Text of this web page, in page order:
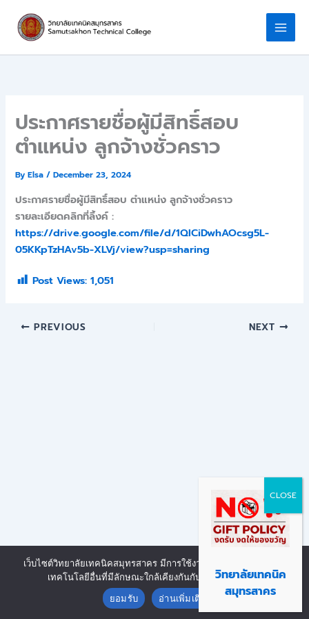
content
ประกาศรายชื่อผู้มีสิทธิ์สอบ
ตำแหน่ง ลูกจ้างชั่วคราว
ByElsa/December 23, 2024
ประกาศรายชื่อผู้มีสิทธิ์สอบ ตำแหน่ง ลูกจ้างชั่วคราว
รายละเอียดคลิกที่ลิ้งค์ :
https://drive.google.com/file/d/1QlCiDwhAOcsg5L-
05KKpTzHAv5b-XLVj/view?usp=sharing
Post Views: 1,051
PREVIOUS NEXT
Copyright © 2026 | Powered by งานศูนย์ข้อมูลสารสนเทศ วิทยาลัย
เทคนิคสมุทรสาคร
วิทยาลัยเทคนิค
สมุทรสาคร
เว็บไซต์วิทยาลัยเทคนิคสมุทรสาคร มีการใช้งานเทคโนโลยีคุกกี้ หรือ
เทคโนโลยีอื่นที่มีลักษณะใกล้เคียงกันกับคุกกี้ บนเว็บไซต์
ยอมรับ
อ่านเพิ่มเติม
Contact us